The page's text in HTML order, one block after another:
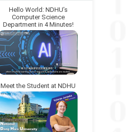
Hello World: NDHU’s
Computer Science
Department in 4 Minutes!
Meet the Student at NDHU